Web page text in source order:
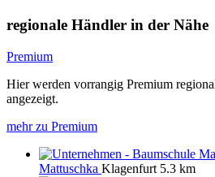
regionale Händler in der Nähe
Premium
Hier werden vorrangig Premium
angezeigt.
mehr zu Premium
Mattuschka Klagenfurt 5.3 km